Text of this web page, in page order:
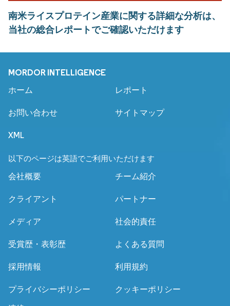
南米ライスプロテイン産業に関する詳細な分析は、
当社の総合レポートでご確認いただけます
MORDOR INTELLIGENCE
ホーム レポート
お問い合わせ サイトマップ
XML
以下のページは英語でご利用いただけます
会社概要 チーム紹介
クライアント パートナー
メディア 社会的責任
受賞歴・表彰歴 よくある質問
採用情報 利用規約
プライバシーポリシー クッキーポリシー